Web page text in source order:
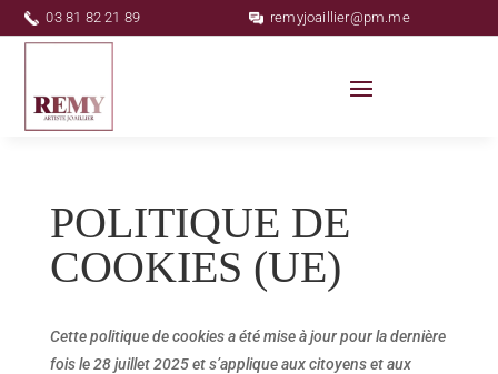
03 81 82 21 89 remyjoaillier@pm.me
POLITIQUE DE
COOKIES (UE)
Cette politique de cookies a été mise à jour pour la dernière
fois le 28 juillet 2025 et s’applique aux citoyens et aux